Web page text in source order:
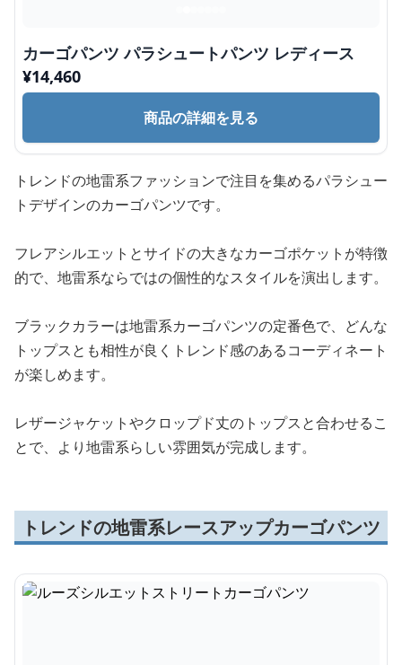
カーゴパンツ パラシュートパンツ レディース
¥14,460
商品の詳細を見る
トレンドの地雷系ファッションで注目を集めるパラシュー
トデザインのカーゴパンツです。
フレアシルエットとサイドの大きなカーゴポケットが特徴
的で、地雷系ならではの個性的なスタイルを演出します。
ブラックカラーは地雷系カーゴパンツの定番色で、どんな
トップスとも相性が良くトレンド感のあるコーディネート
が楽しめます。
レザージャケットやクロップド丈のトップスと合わせるこ
とで、より地雷系らしい雰囲気が完成します。
トレンドの地雷系レースアップカーゴパンツ